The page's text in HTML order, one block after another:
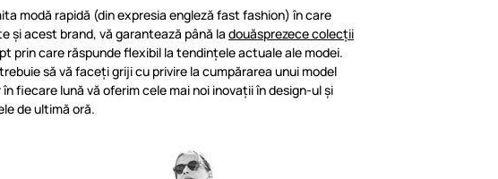
modă rapidă (din expresia engleză fast fashion) în care
și acest brand, vă garantează până la douăsprezece colecții
prin care răspunde flexibil la tendințele actuale ale modei.
să vă faceți griji cu privire la cumpărarea unui model
în fiecare lună vă oferim cele mai noi inovații în design-ul și
de ultimă oră.